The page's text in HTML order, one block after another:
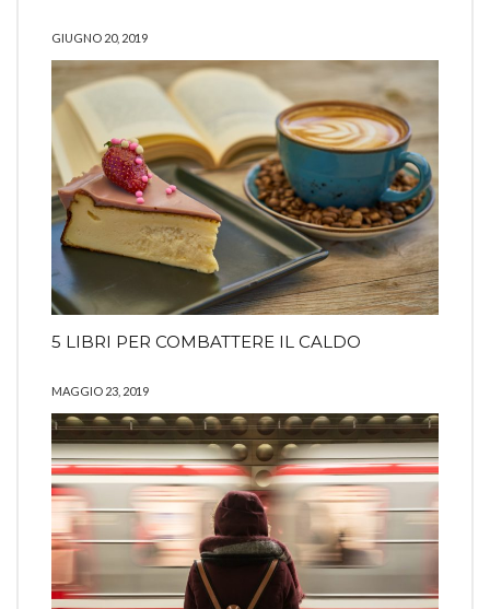
GIUGNO 20, 2019
5 LIBRI PER COMBATTERE IL CALDO
MAGGIO 23, 2019